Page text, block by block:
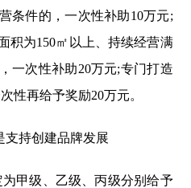
条件的，一次性补助10万元;
积为150㎡以上、持续经营满
一次性补助20万元;专门打造
性再给予奖励20万元。
支持创建品牌发展
甲级、乙级、丙级分别给予